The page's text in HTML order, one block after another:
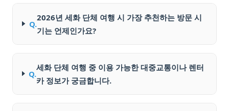
Q.
2026년 세화 단체 여행 시 가장 추천하는 방문 시
기는 언제인가요?
Q.
세화 단체 여행 중 이용 가능한 대중교통이나 렌터
카 정보가 궁금합니다.